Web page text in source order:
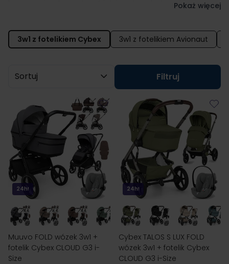
spacerowego wchodzi równieżfotelik samochodowy- w
tym przypadku niemieckiej marki Cybex- kompatybilny z
wózkiem w taki sposób, że poprzez specjalne łączniki
Pokaż więcej
3w1 z fotelikiem Cybex 3w1 z fotelikiem Avionaut
Sortuj wg
Filtruj
24h!
Muuvo FOLD wózek 3w1 +
fotelik Cybex CLOUD G3 i-
Size
24h!
Cybex TALOS S LUX FOLD
wózek 3w1 + fotelik Cybex
CLOUD G3 i-Size